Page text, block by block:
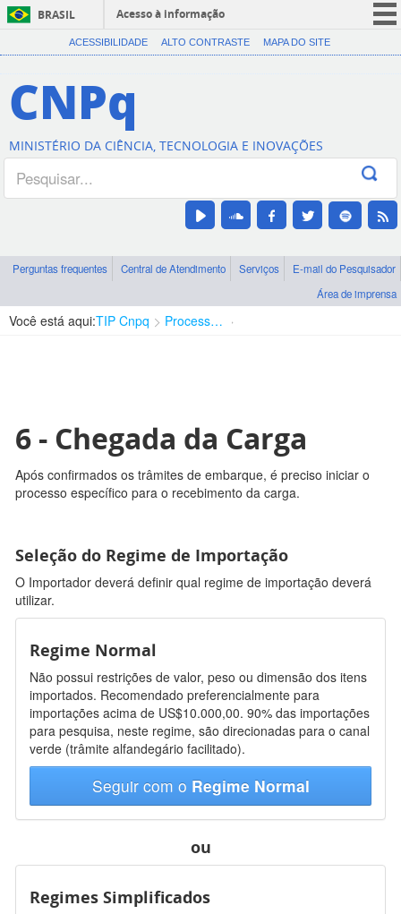
BRASIL
Acesso à informação
CORONAVÍRUS (COVID-19)
Canais
ACESSIBILIDADE ALTO CONTRASTE MAPA DO SITE
CNPq
MINISTÉRIO DA CIÊNCIA, TECNOLOGIA E INOVAÇÕES
Perguntas frequentes Central de Atendimento Serviços
E-mail do Pesquisador
Área de imprensa
Você está aqui:TIP Cnpq Processo de Importação
6 - Chegada da Carga
Após confirmados os trâmites de embarque, é preciso iniciar o
processo específico para o recebimento da carga.
Seleção do Regime de Importação
O Importador deverá definir qual regime de importação deverá
utilizar.
Regime Normal
Não possui restrições de valor, peso ou dimensão dos itens
importados. Recomendado preferencialmente para
importações acima de US$10.000,00. 90% das importações
para pesquisa, neste regime, são direcionadas para o canal
verde (trâmite alfandegário facilitado).
Seguir com o Regime Normal
ou
Regimes Simplificados